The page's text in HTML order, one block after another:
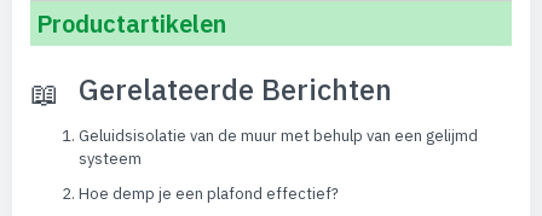
Productartikelen
Gerelateerde Berichten
Geluidsisolatie van de muur met behulp van een gelijmd
systeem
Hoe demp je een plafond effectief?